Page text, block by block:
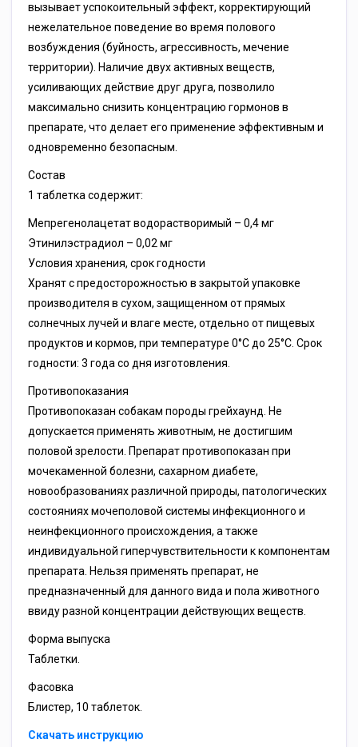
вызывает успокоительный эффект, корректирующий
нежелательное поведение во время полового
возбуждения (буйность, агрессивность, мечение
территории). Наличие двух активных веществ,
усиливающих действие друг друга, позволило
максимально снизить концентрацию гормонов в
препарате, что делает его применение эффективным и
одновременно безопасным.
Состав
1 таблетка содержит:
Мепрегенолацетат водорастворимый – 0,4 мг
Этинилэстрадиол – 0,02 мг
Условия хранения, срок годности
Хранят с предосторожностью в закрытой упаковке
производителя в сухом, защищенном от прямых
солнечных лучей и влаге месте, отдельно от пищевых
продуктов и кормов, при температуре 0°С до 25°С. Срок
годности: 3 года со дня изготовления.
Противопоказания
Противопоказан собакам породы грейхаунд. Не
допускается применять животным, не достигшим
половой зрелости. Препарат противопоказан при
мочекаменной болезни, сахарном диабете,
новообразованиях различной природы, патологических
состояниях мочеполовой системы инфекционного и
неинфекционного происхождения, а также
индивидуальной гиперчувствительности к компонентам
препарата. Нельзя применять препарат, не
предназначенный для данного вида и пола животного
ввиду разной концентрации действующих веществ.
Форма выпуска
Таблетки.
Фасовка
Блистер, 10 таблеток.
Скачать инструкцию